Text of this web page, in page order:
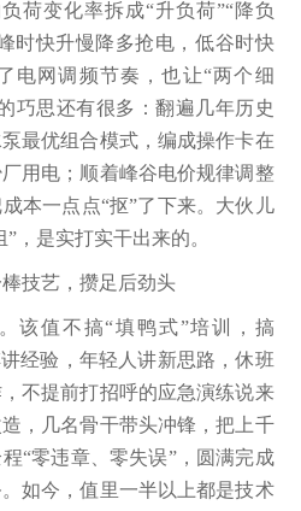
荷变化率拆成“升负荷”“降负
快升慢降多抢电，低谷时快
电网调频节奏，也让“两个细
巧思还有很多：翻遍几年历史
最优组合模式，编成操作卡在
用电；顺着峰谷电价规律调整
本一点点“抠”了下来。大伙儿
，是实打实干出来的。
技艺，攒足后劲头
该值不搞“填鸭式”培训，搞
经验，年轻人讲新思路，休班
不提前打招呼的应急演练说来
，几名骨干带头冲锋，把上千
“零违章、零失误”，圆满完成
如今，值里一半以上都是技术